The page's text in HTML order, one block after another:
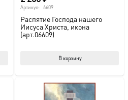
Артикул: 6609
Распятие Господа нашего
Иисуса Христа, икона
(арт.06609)
В корзину